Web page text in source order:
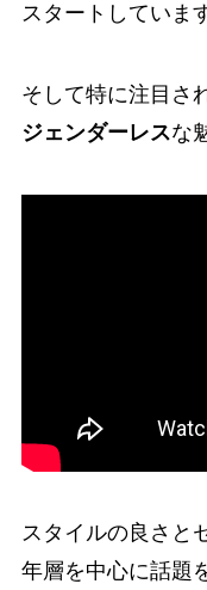
スタートしていま
そして特に注目さ
ジェンダーレスな
スタイルの良さと
年層を中心に話題